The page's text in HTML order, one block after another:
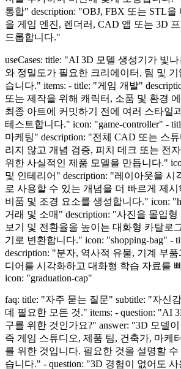
통합" description: "OBJ, FBX 또는 STL
을 게임 엔진, 렌더러, CAD 앱 또는 3D
드롭합니다."
useCases: title: "AI 3D 모델 생성기가 빛
와 정밀도가 필요한 크리에이터, 팀 및
습니다." items: - title: "게임 개발"
또는 제작을 위해 캐릭터, 소품 및 환경
최종 아트에 커밋하기 전에 여러 스타일
테스트합니다." icon: "game-controller" -
마케팅" description: "전체 CAD 또는 스
리지 않고 개념 검증, 피치 데크 또는 전
위한 사실적인 제품 모델을 만듭니다."
및 인테리어" description: "레이아웃을 시
로 사용할 수 있는 개념을 더 빠르게 제
비품 및 조경 요소를 생성합니다." icon:
거래 및 소매" description: "사진을 몰입형
보기 및 전환율을 높이는 대화형 카탈로
기로 변환합니다." icon: "shopping-bag" -
description: "분자, 역사적 유물, 기계 부품
디어를 시각화하고 대화형 학습 자료를
icon: "graduation-cap"
faq: title: "자주 묻는 질문" subtitle: "자신
데 필요한 모든 것." items: - question: "AI
구를 위한 것인가요?" answer: "3D 모델
즉 게임 스튜디오, 제품 팀, 건축가, 마케
를 위한 것입니다. 필요한 것을 설명할
습니다." - question: "3D 경험이 없어도